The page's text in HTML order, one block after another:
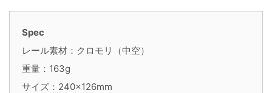
Spec
レール素材：クロモリ（中空）
重量：163g
サイズ：240×126mm